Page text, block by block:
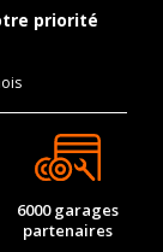
priorité
6000 garages
partenaires